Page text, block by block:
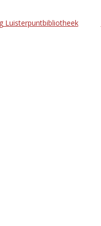
Luisterpuntbibliotheek